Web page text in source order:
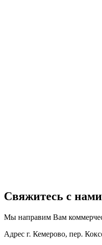
Свяжитесь с нами
Мы направим Вам
Адрес г. Кемерово, пер.